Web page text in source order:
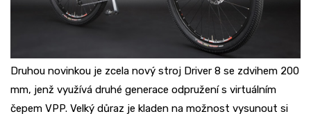
Druhou novinkou je zcela nový stroj Driver 8 se zdvihem 200
mm, jenž využívá druhé generace odpružení s virtuálním
čepem VPP. Velký důraz je kladen na možnost vysunout si